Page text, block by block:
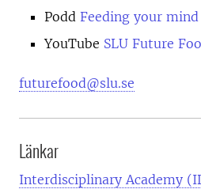
Podd Feeding your mind
YouTube SLU Future
futurefood@slu.se
Länkar
Interdisciplinary Academy